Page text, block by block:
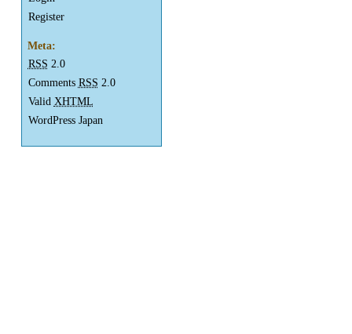
Register
Meta:
RSS 2.0
Comments RSS 2.0
Valid XHTML
WordPress Japan